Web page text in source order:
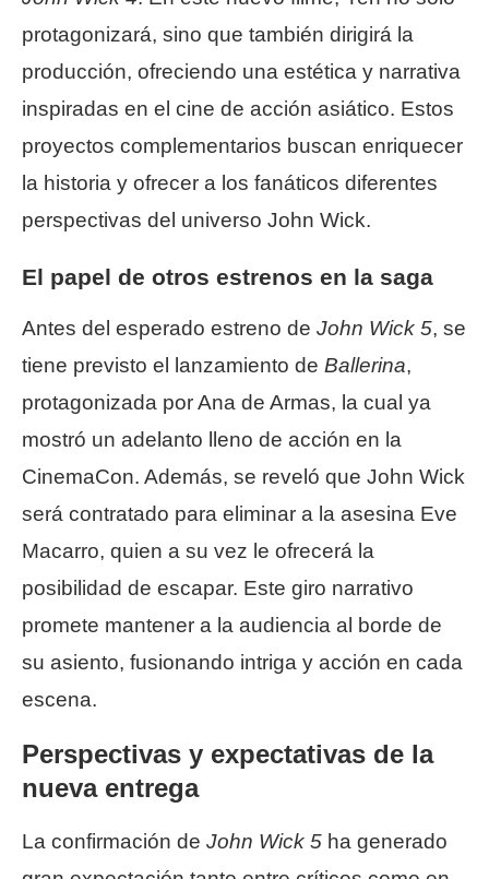
protagonizará, sino que también dirigirá la
producción, ofreciendo una estética y narrativa
inspiradas en el cine de acción asiático. Estos
proyectos complementarios buscan enriquecer
la historia y ofrecer a los fanáticos diferentes
perspectivas del universo John Wick.
El papel de otros estrenos en la saga
Antes del esperado estreno de John Wick 5, se
tiene previsto el lanzamiento de Ballerina,
protagonizada por Ana de Armas, la cual ya
mostró un adelanto lleno de acción en la
CinemaCon. Además, se reveló que John Wick
será contratado para eliminar a la asesina Eve
Macarro, quien a su vez le ofrecerá la
posibilidad de escapar. Este giro narrativo
promete mantener a la audiencia al borde de
su asiento, fusionando intriga y acción en cada
escena.
Perspectivas y expectativas de la
nueva entrega
La confirmación de John Wick 5 ha generado